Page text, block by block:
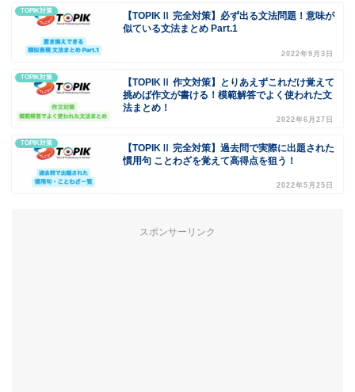
TOPIK対策
【TOPIKⅡ 完全対策】必ず出る文法問題！意味が
似ている文法まとめ Part.1
2022年9月3日
TOPIK対策
【TOPIKⅡ 作文対策】とりあえずこれだけ覚えて
挑めば作文が書ける！模範解答でよく使われた文
法まとめ！
2022年6月27日
TOPIK対策
【TOPIKⅡ 完全対策】過去問で実際に出題された
慣用句 ことわざを覚えて高得点を狙う！
2022年5月25日
スポンサーリンク